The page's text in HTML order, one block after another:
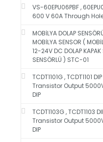
VS-60EPU06PBF ,
600 V 60A Through
MOBİLYA DOLAP
MOBİLYA SENSOR (
12-24V DC DOLAP KAPAK
SENSÖRLÜ ) STC-01
TCDT1101G , TCDT1101
Transistor Output
DIP
TCDT1103G , TCDT1103
Transistor Output
DIP